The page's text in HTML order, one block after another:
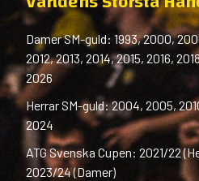
Damer SM-guld: 1993, 2000,
2012, 2013, 2014, 2015, 2016,
2026
Herrar SM-guld: 2004, 2005,
2024
ATG Svenska Cupen: 2021/22
2023/24 (Damer)